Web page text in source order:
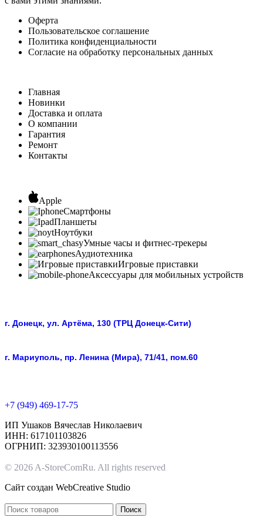
Оферта
Пользовательское соглашение
Политика конфиденциальности
Согласие на обработку персональных данных
Главная
Новинки
Доставка и оплата
О компании
Гарантия
Ремонт
Контакты
Apple
Смартфоны
Планшеты
Ноутбуки
Умные часы и фитнес-трекеры
Аудиотехника
Игровые приставки
Аксессуары для мобильных устройств
г. Донецк, ул. Артёма, 130 (ТРЦ Донецк-Сити)
г. Мариуполь, пр. Ленина (Мира), 71/41, пом.60
+7 (949) 469-17-75
ИП Ушаков Вячеслав Николаевич
ИНН: 617101103826
ОГРНИП: 323930100113556
© 2026 A-StoreComRu. All rights reserved
Сайт создан WebCreative Studio
Поиск